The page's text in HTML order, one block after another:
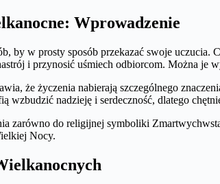
Wprowadzenie
by w prosty sposób przekazać swoje
i przynosić uśmiech odbiorcom. Można je
że życzenia nabierają szczególnego
wzbudzić nadzieję i serdeczność, dlatego
zarówno do religijnej symboliki
Nocy.